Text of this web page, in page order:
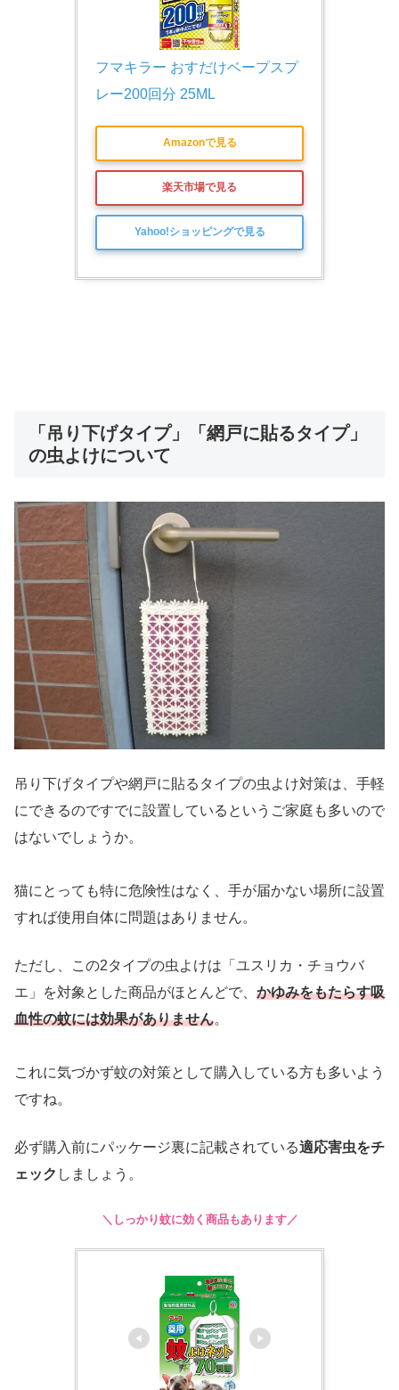
フマキラー おすだけベープスプ
レー200回分 25ML
Amazonで見る
楽天市場で見る
Yahoo!ショッピングで見る
「吊り下げタイプ」「網戸に貼るタイプ」
の虫よけについて
吊り下げタイプや網戸に貼るタイプの虫よけ対策は、手軽
にできるのですでに設置しているというご家庭も多いので
はないでしょうか。
猫にとっても特に危険性はなく、手が届かない場所に設置
すれば使用自体に問題はありません。
ただし、この2タイプの虫よけは「ユスリカ・チョウバ
エ」を対象とした商品がほとんどで、 かゆみをもたらす吸
血性の蚊には効果がありません。
これに気づかず蚊の対策として購入している方も多いよう
ですね。
必ず購入前にパッケージ裏に記載されている適応害虫をチ
ェック しましょう。
＼しっかり蚊に効く商品もあります／